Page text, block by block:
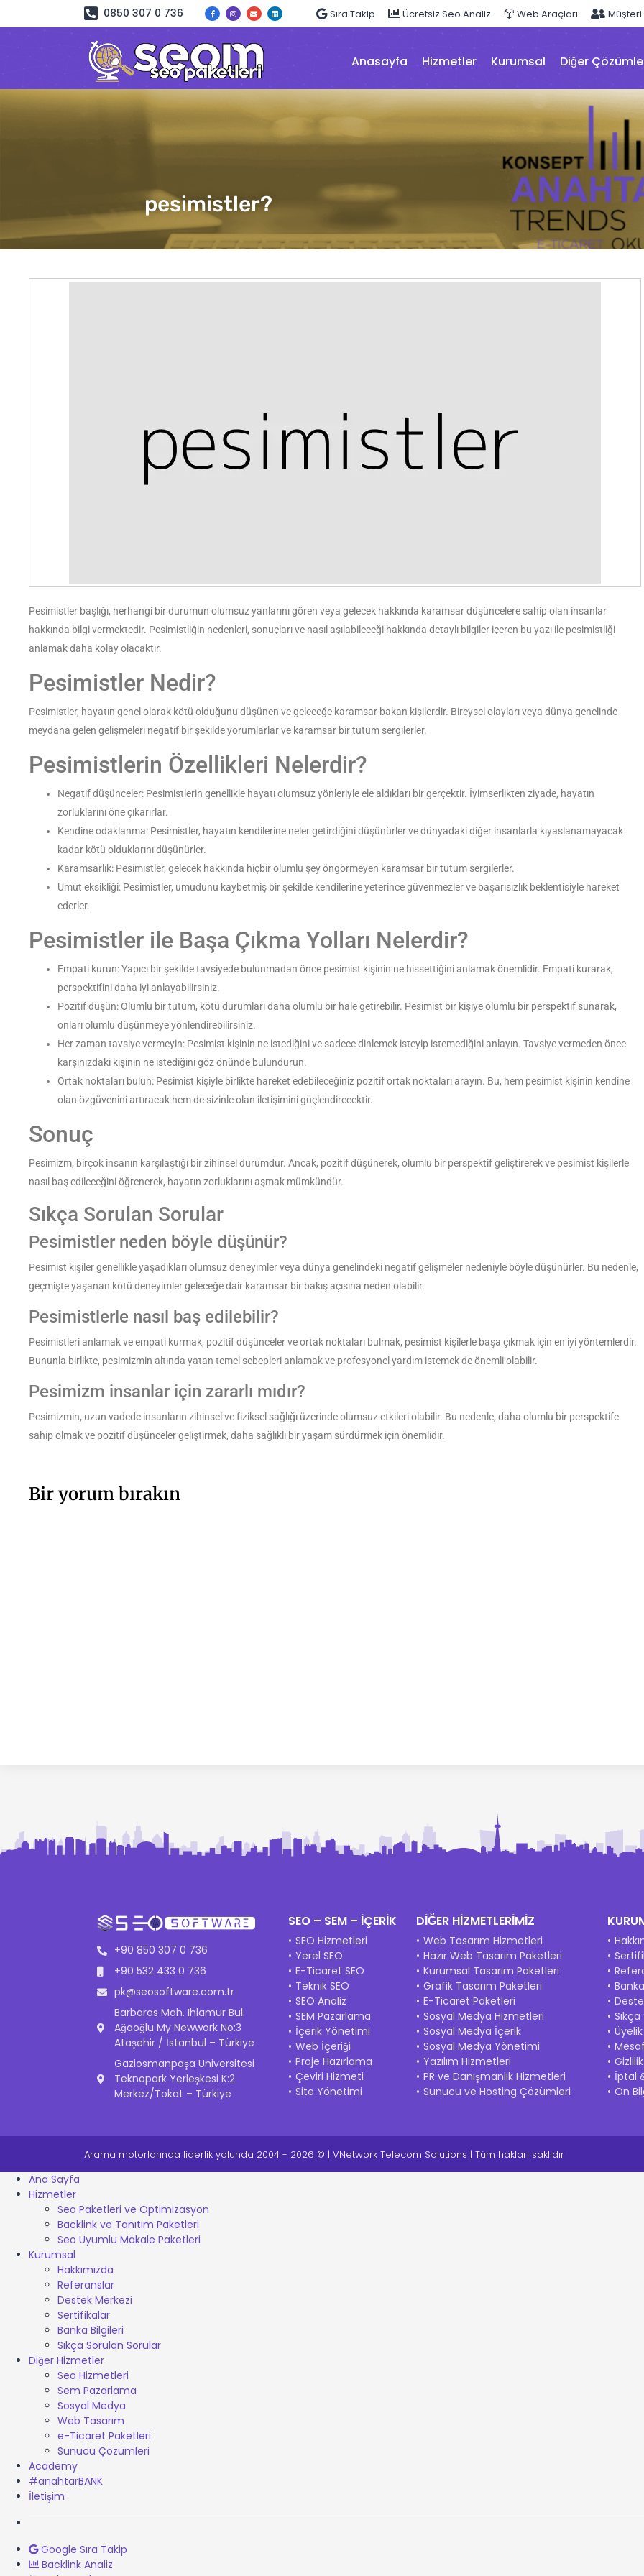
0850 307 0 736 Sıra Takip Ücretsiz Seo Analiz Web Araçları
Anasayfa Hizmetler Kurumsal Diğer
pesimistler?
Pesimistler başlığı, herhangi bir durumun olumsuz yanlarını gören veya gelecek hakkında karamsar düşüncelere sahip olan insanlar
hakkında bilgi vermektedir. Pesimistliğin nedenleri, sonuçları ve nasıl aşılabileceği hakkında detaylı bilgiler içeren bu yazı ile pesimistliği
anlamak daha kolay olacaktır.
Pesimistler Nedir?
Pesimistler, hayatın genel olarak kötü olduğunu düşünen ve geleceğe karamsar bakan kişilerdir. Bireysel olayları veya dünya genelinde
meydana gelen gelişmeleri negatif bir şekilde yorumlarlar ve karamsar bir tutum sergilerler.
Pesimistlerin Özellikleri Nelerdir?
Negatif düşünceler: Pesimistlerin genellikle hayatı olumsuz yönleriyle ele aldıkları bir gerçektir. İyimserlikten ziyade, hayatın
zorluklarını öne çıkarırlar.
Kendine odaklanma: Pesimistler, hayatın kendilerine neler getirdiğini düşünürler ve dünyadaki diğer insanlarla kıyaslanamayacak
kadar kötü olduklarını düşünürler.
Karamsarlık: Pesimistler, gelecek hakkında hiçbir olumlu şey öngörmeyen karamsar bir tutum sergilerler.
Umut eksikliği: Pesimistler, umudunu kaybetmiş bir şekilde kendilerine yeterince güvenmezler ve başarısızlık beklentisiyle hareket
ederler.
Pesimistler ile Başa Çıkma Yolları Nelerdir?
Empati kurun: Yapıcı bir şekilde tavsiyede bulunmadan önce pesimist kişinin ne hissettiğini anlamak önemlidir. Empati kurarak,
perspektifini daha iyi anlayabilirsiniz.
Pozitif düşün: Olumlu bir tutum, kötü durumları daha olumlu bir hale getirebilir. Pesimist bir kişiye olumlu bir perspektif sunarak,
onları olumlu düşünmeye yönlendirebilirsiniz.
Her zaman tavsiye vermeyin: Pesimist kişinin ne istediğini ve sadece dinlemek isteyip istemediğini anlayın. Tavsiye vermeden önce
karşınızdaki kişinin ne istediğini göz önünde bulundurun.
Ortak noktaları bulun: Pesimist kişiyle birlikte hareket edebileceğiniz pozitif ortak noktaları arayın. Bu, hem pesimist kişinin kendine
olan özgüvenini artıracak hem de sizinle olan iletişimini güçlendirecektir.
Sonuç
Pesimizm, birçok insanın karşılaştığı bir zihinsel durumdur. Ancak, pozitif düşünerek, olumlu bir perspektif geliştirerek ve pesimist kişilerle
nasıl baş edileceğini öğrenerek, hayatın zorluklarını aşmak mümkündür.
Sıkça Sorulan Sorular
Pesimistler neden böyle düşünür?
Pesimist kişiler genellikle yaşadıkları olumsuz deneyimler veya dünya genelindeki negatif gelişmeler nedeniyle böyle düşünürler. Bu nedenle,
geçmişte yaşanan kötü deneyimler geleceğe dair karamsar bir bakış açısına neden olabilir.
Pesimistlerle nasıl baş edilebilir?
Pesimistleri anlamak ve empati kurmak, pozitif düşünceler ve ortak noktaları bulmak, pesimist kişilerle başa çıkmak için en iyi yöntemlerdir.
Bununla birlikte, pesimizmin altında yatan temel sebepleri anlamak ve profesyonel yardım istemek de önemli olabilir.
Pesimizm insanlar için zararlı mıdır?
Pesimizmin, uzun vadede insanların zihinsel ve fiziksel sağlığı üzerinde olumsuz etkileri olabilir. Bu nedenle, daha olumlu bir perspektife
sahip olmak ve pozitif düşünceler geliştirmek, daha sağlıklı bir yaşam sürdürmek için önemlidir.
Bir yorum bırakın
+90 850 307 0 736
+90 532 433 0 736
pk@seosoftware.com.tr
Barbaros Mah. Ihlamur Bul.
Ağaoğlu My Newwork No:3
Ataşehir / İstanbul – Türkiye
Gaziosmanpaşa Üniversitesi
Teknopark Yerleşkesi K:2
Merkez/Tokat – Türkiye
SEO – SEM – İÇERİK
SEO Hizmetleri
Yerel SEO
E-Ticaret SEO
Teknik SEO
SEO Analiz
SEM Pazarlama
İçerik Yönetimi
Web İçeriği
Proje Hazırlama
Çeviri Hizmeti
Site Yönetimi
DİĞER HİZMETLERİMİZ
Web Tasarım Hizmetleri
Hazır Web Tasarım Paketleri
Kurumsal Tasarım Paketleri
Grafik Tasarım Paketleri
E-Ticaret Paketleri
Sosyal Medya Hizmetleri
Sosyal Medya İçerik
Sosyal Medya Yönetimi
Yazılım Hizmetleri
PR ve Danışmanlık Hizmetleri
Sunucu ve Hosting Çözümleri
İptal
Ön
Arama motorlarında liderlik yolunda 2004 - 2026 © | VNetwork Telecom Solutions | Tüm hakları saklıdır
Ana Sayfa
Hizmetler
Seo Paketleri ve Optimizasyon
Backlink ve Tanıtım Paketleri
Seo Uyumlu Makale Paketleri
Kurumsal
Hakkımızda
Referanslar
Destek Merkezi
Sertifikalar
Banka Bilgileri
Sıkça Sorulan Sorular
Diğer Hizmetler
Seo Hizmetleri
Sem Pazarlama
Sosyal Medya
Web Tasarım
e-Ticaret Paketleri
Sunucu Çözümleri
Academy
#anahtarBANK
İletişim
Google Sıra Takip
Backlink Analiz